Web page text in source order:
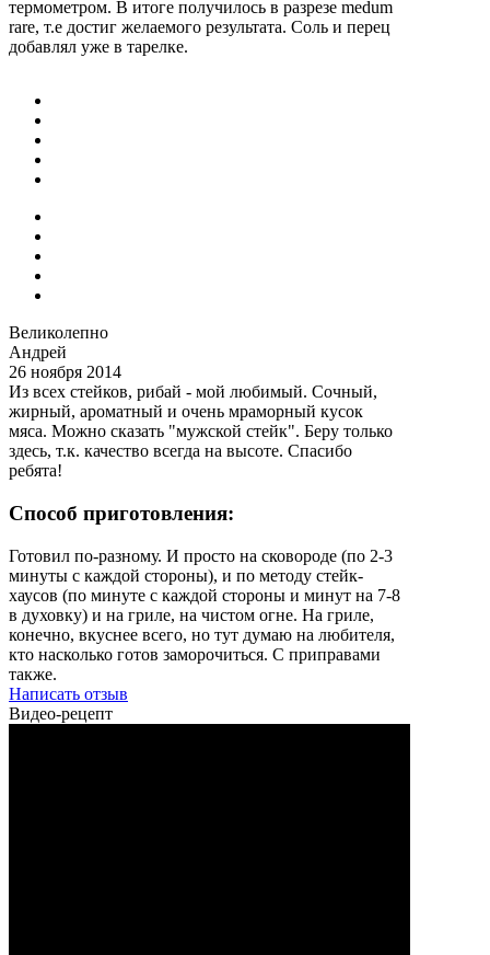
термометром. В итоге получилось в разрезе medum
rare, т.е достиг желаемого результата. Соль и перец
добавлял уже в тарелке.
Великолепно
Андрей
26 ноября 2014
Из всех стейков, рибай - мой любимый. Сочный,
жирный, ароматный и очень мраморный кусок
мяса. Можно сказать "мужской стейк". Беру только
здесь, т.к. качество всегда на высоте. Спасибо
ребята!
Способ приготовления:
Готовил по-разному. И просто на сковороде (по 2-3
минуты с каждой стороны), и по методу стейк-
хаусов (по минуте с каждой стороны и минут на 7-8
в духовку) и на гриле, на чистом огне. На гриле,
конечно, вкуснее всего, но тут думаю на любителя,
кто насколько готов заморочиться. С приправами
также.
Написать отзыв
Видео-рецепт